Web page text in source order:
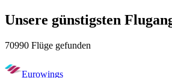
Unsere günstigsten
70990 Flüge gefunden
Eurowings